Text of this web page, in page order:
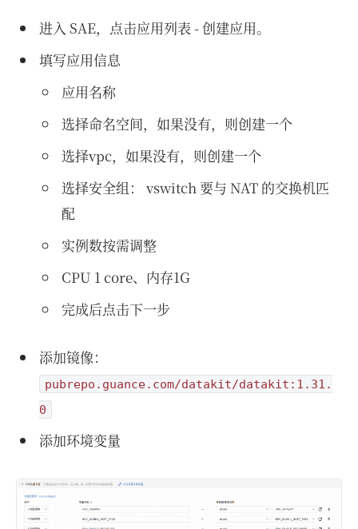
进入 SAE，点击应用列表 - 创建应用。
填写应用信息
应用名称
选择命名空间，如果没有，则创建一个
选择vpc，如果没有，则创建一个
选择安全组： vswitch 要与 NAT 的交换机匹
配
实例数按需调整
CPU 1 core、内存1G
完成后点击下一步
添加镜像：
pubrepo.guance.com/datakit/datakit:1.31.
0
添加环境变量